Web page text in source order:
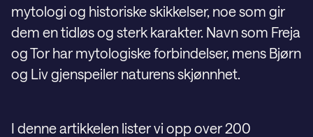
mytologi og historiske skikkelser, noe som gir
dem en tidløs og sterk karakter. Navn som Freja
og Tor har mytologiske forbindelser, mens Bjørn
og Liv gjenspeiler naturens skjønnhet.
I denne artikkelen lister vi opp over 200